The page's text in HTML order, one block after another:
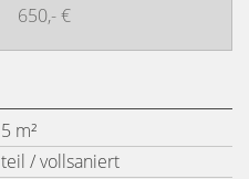
650,- €
5 m²
teil / vollsaniert